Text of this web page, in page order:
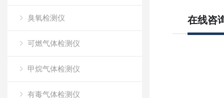
臭氧检测仪
可燃气体检测仪
甲烷气体检测仪
有毒气体检测仪
在线咨